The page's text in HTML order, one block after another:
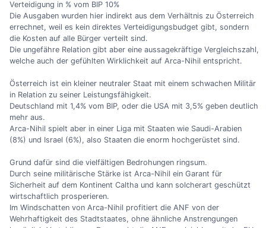
Verteidigung in % vom BIP 10%
Die Ausgaben wurden hier indirekt aus dem Verhältnis zu Österreich
errechnet, weil es kein direktes Verteidigungsbudget gibt, sondern
die Kosten auf alle Bürger verteilt sind.
Die ungefähre Relation gibt aber eine aussagekräftige Vergleichszahl,
welche auch der gefühlten Wirklichkeit auf Arca-Nihil entspricht.
Österreich ist ein kleiner neutraler Staat mit einem schwachen Militär
in Relation zu seiner Leistungsfähigkeit.
Deutschland mit 1,4% vom BIP, oder die USA mit 3,5% geben deutlich
mehr aus.
Arca-Nihil spielt aber in einer Liga mit Staaten wie Saudi-Arabien
(8%) und Israel (6%), also Staaten die enorm hochgerüstet sind.
Grund dafür sind die vielfältigen Bedrohungen ringsum.
Durch seine militärische Stärke ist Arca-Nihil ein Garant für
Sicherheit auf dem Kontinent Caltha und kann solcherart geschützt
wirtschaftlich prosperieren.
Im Windschatten von Arca-Nihil profitiert die ANF von der
Wehrhaftigkeit des Stadtstaates, ohne ähnliche Anstrengungen